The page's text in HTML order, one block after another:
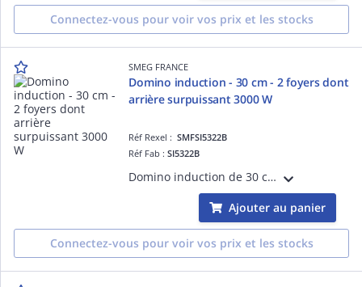
Connectez-vous pour voir vos prix et les stocks
SMEG FRANCE
Domino induction - 30 cm - 2 foyers dont
arrière surpuissant 3000 W
Réf Rexel :SMFSI5322B
Réf Fab :SI5322B
Domino induction de 30 cm, Installation traditionnelle - ESTHÉTIQUE ET COMMANDES: Verre céramique Noir avec bord biseauté, Commandes Digi Touch (touches sensitives avec LED rouges)- FOYERS: 2 foyers induction avec booster, Foyer arrière en
Ajouter au panier
Connectez-vous pour voir vos prix et les stocks